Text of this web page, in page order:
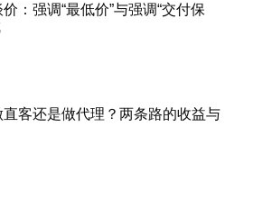
：强调“最低价”与强调“交付保
客还是做代理？两条路的收益与